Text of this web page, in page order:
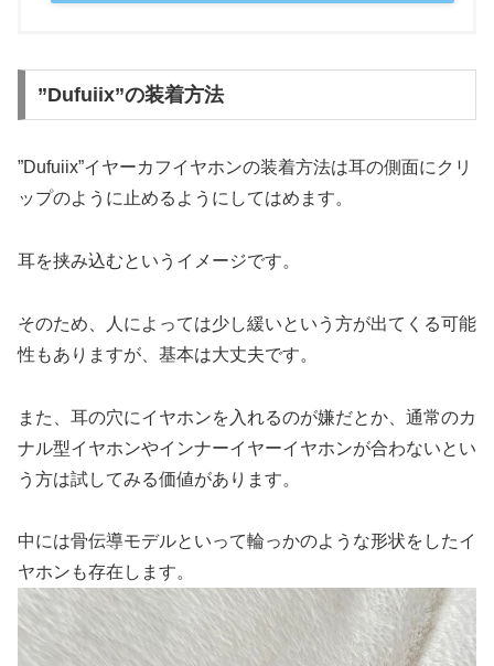
”Dufuiix”の装着方法
”Dufuiix”イヤーカフイヤホンの装着方法は耳の側面にクリ
ップのように止めるようにしてはめます。
耳を挟み込むというイメージです。
そのため、人によっては少し緩いという方が出てくる可能
性もありますが、基本は大丈夫です。
また、耳の穴にイヤホンを入れるのが嫌だとか、通常のカ
ナル型イヤホンやインナーイヤーイヤホンが合わないとい
う方は試してみる価値があります。
中には骨伝導モデルといって輪っかのような形状をしたイ
ヤホンも存在します。